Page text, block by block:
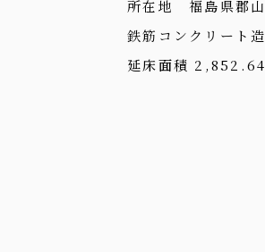
所在地 福島県郡
鉄筋コンクリート
延床面積